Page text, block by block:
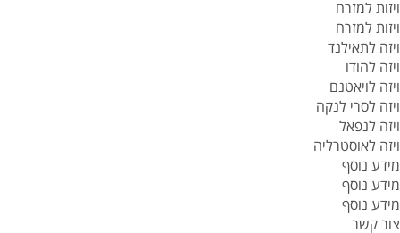
ויזות למזרח
ויזות למזרח
ויזה לתאילנד
ויזה להודו
ויזה לויאטנם
ויזה לסרי לנקה
ויזה לנפאל
ויזה לאוסטרליה
מידע נוסף
מידע נוסף
מידע נוסף
צור קשר